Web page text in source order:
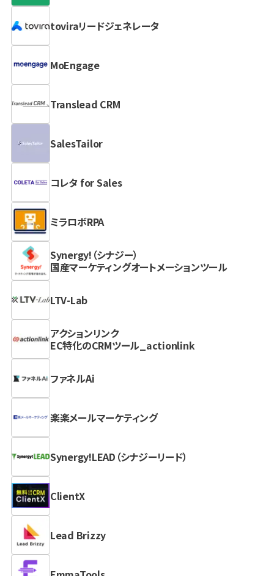
toviraリードジェネレータ
MoEngage
Translead CRM
SalesTailor
コレタ for Sales
ミラロボRPA
Synergy!（シナジー）
国産マーケティングオートメーションツール
LTV-Lab
アクションリンク
EC特化のCRMツール_actionlink
ファネルAi
楽楽メールマーケティング
Synergy!LEAD（シナジーリード）
ClientX
Lead Brizzy